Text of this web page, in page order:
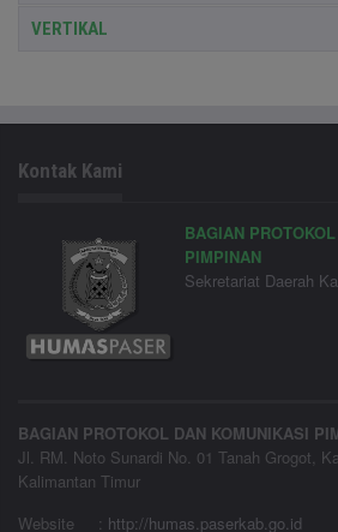
VERTIKAL
Kontak Kami
BAGIAN
PIMPINAN
Sekretariat Daerah
BAGIAN PROTOKOL DAN KOMUNIKASI
Jl. RM. Noto Sunardi No. 01 Tanah Grogot,
Kalimantan Timur
Website
: http://humas.paserkab.go.id